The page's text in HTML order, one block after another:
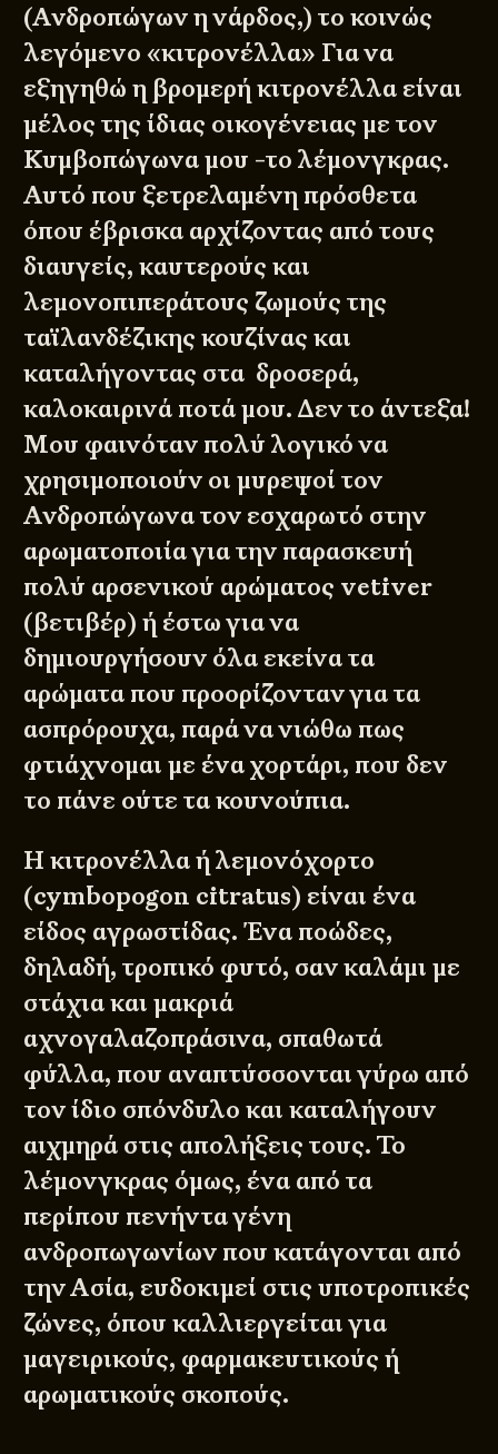
(Ανδροπώγων η νάρδος,) το κοινώς
λεγόμενο «κιτρονέλλα» Για να
εξηγηθώ η βρομερή κιτρονέλλα είναι
μέλος της ίδιας οικογένειας με τον
Κυμβοπώγωνα μου -το λέμονγκρας.
Αυτό που ξετρελαμένη πρόσθετα
όπου έβρισκα αρχίζοντας από τους
διαυγείς, καυτερούς και
λεμονοπιπεράτους ζωμούς της
ταϊλανδέζικης κουζίνας και
καταλήγοντας στα δροσερά,
καλοκαιρινά ποτά μου. Δεν το άντεξα!
Μου φαινόταν πολύ λογικό να
χρησιμοποιούν οι μυρεψοί τον
Ανδροπώγωνα τον εσχαρωτό στην
αρωματοποιία για την παρασκευή
πολύ αρσενικού αρώματος vetiver
(βετιβέρ) ή έστω για να
δημιουργήσουν όλα εκείνα τα
αρώματα που προορίζονταν για τα
ασπρόρουχα, παρά να νιώθω πως
φτιάχνομαι με ένα χορτάρι, που δεν
το πάνε ούτε τα κουνούπια.
Η κιτρονέλλα ή λεμονόχορτο
(cymbopogon citratus) είναι ένα
είδος αγρωστίδας. Ένα ποώδες,
δηλαδή, τροπικό φυτό, σαν καλάμι με
στάχια και μακριά
αχνογαλαζοπράσινα, σπαθωτά
φύλλα, που αναπτύσσονται γύρω από
τον ίδιο σπόνδυλο και καταλήγουν
αιχμηρά στις απολήξεις τους. Το
λέμονγκρας όμως, ένα από τα
περίπου πενήντα γένη
ανδροπωγωνίων που κατάγονται από
την Ασία, ευδοκιμεί στις υποτροπικές
ζώνες, όπου καλλιεργείται για
μαγειρικούς, φαρμακευτικούς ή
αρωματικούς σκοπούς.